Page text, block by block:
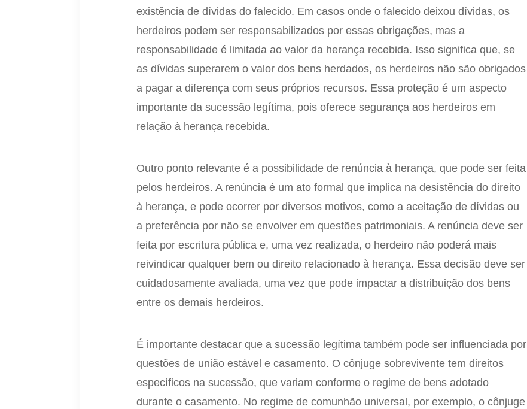
existência de dívidas do falecido. Em casos onde o falecido deixou dívidas, os
herdeiros podem ser responsabilizados por essas obrigações, mas a
responsabilidade é limitada ao valor da herança recebida. Isso significa que, se
as dívidas superarem o valor dos bens herdados, os herdeiros não são obrigados
a pagar a diferença com seus próprios recursos. Essa proteção é um aspecto
importante da sucessão legítima, pois oferece segurança aos herdeiros em
relação à herança recebida.
Outro ponto relevante é a possibilidade de renúncia à herança, que pode ser feita
pelos herdeiros. A renúncia é um ato formal que implica na desistência do direito
à herança, e pode ocorrer por diversos motivos, como a aceitação de dívidas ou
a preferência por não se envolver em questões patrimoniais. A renúncia deve ser
feita por escritura pública e, uma vez realizada, o herdeiro não poderá mais
reivindicar qualquer bem ou direito relacionado à herança. Essa decisão deve ser
cuidadosamente avaliada, uma vez que pode impactar a distribuição dos bens
entre os demais herdeiros.
É importante destacar que a sucessão legítima também pode ser influenciada por
questões de união estável e casamento. O cônjuge sobrevivente tem direitos
específicos na sucessão, que variam conforme o regime de bens adotado
durante o casamento. No regime de comunhão universal, por exemplo, o cônjuge